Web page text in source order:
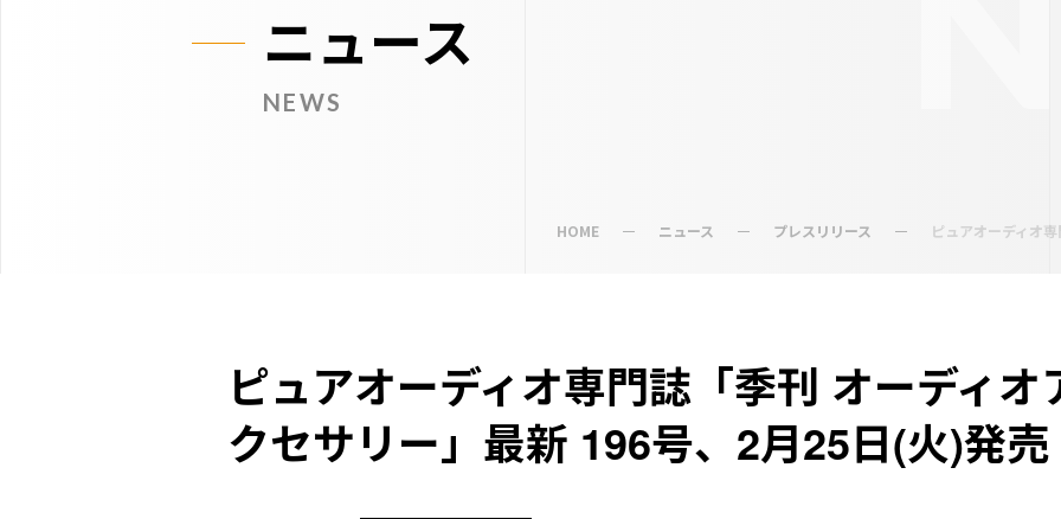
ニュース
NEWS
HOME ニュース プレスリリース ピュアオーディオ
ピュアオーディオ専門誌「季刊 オーディオ
クセサリー」最新 196号、2月25日(火)発売